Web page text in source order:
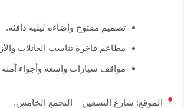
تصميم مفتوح وإضاءة ليلية دافئة.
مطاعم فاخرة تناسب العائلات
مواقف سيارات واسعة وأجواء
الموقع: شارع التسعين – التجمع الخامس.